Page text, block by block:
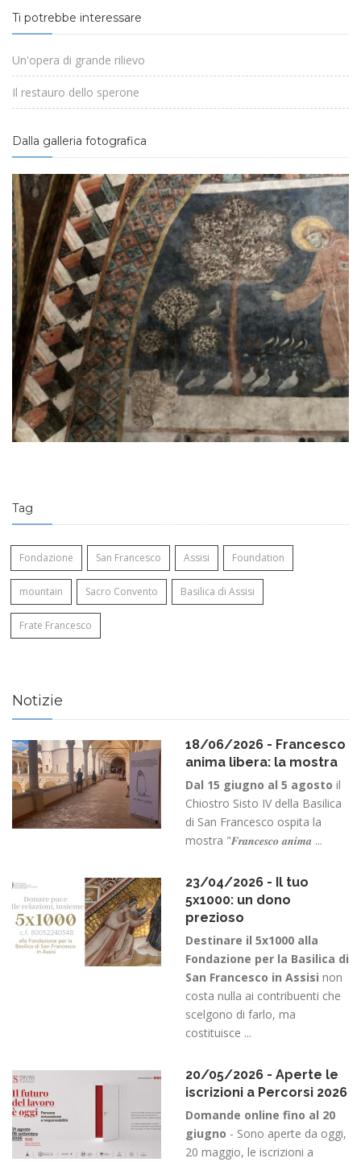
Ti potrebbe interessare
Un'opera di grande rilievo
Il restauro dello sperone
Dalla galleria fotografica
Tag
Fondazione San Francesco Assisi Foundation
mountain Sacro Convento Basilica di Assisi
Frate Francesco
Notizie
18/06/2026 - Francesco
anima libera: la mostra
Dal 15 giugno al 5 agosto il
Chiostro Sisto IV della Basilica
di San Francesco ospita la
mostra "𝑭𝒓𝒂𝒏𝒄𝒆𝒔𝒄𝒐 𝒂𝒏𝒊𝒎𝒂 ...
23/04/2026 - Il tuo
5x1000: un dono
prezioso
Destinare il 5x1000 alla
Fondazione per la Basilica di
San Francesco in Assisi non
costa nulla ai contribuenti che
scelgono di farlo, ma
costituisce ...
20/05/2026 - Aperte le
iscrizioni a Percorsi 2026
Domande online fino al 20
giugno - Sono aperte da oggi,
20 maggio, le iscrizioni a